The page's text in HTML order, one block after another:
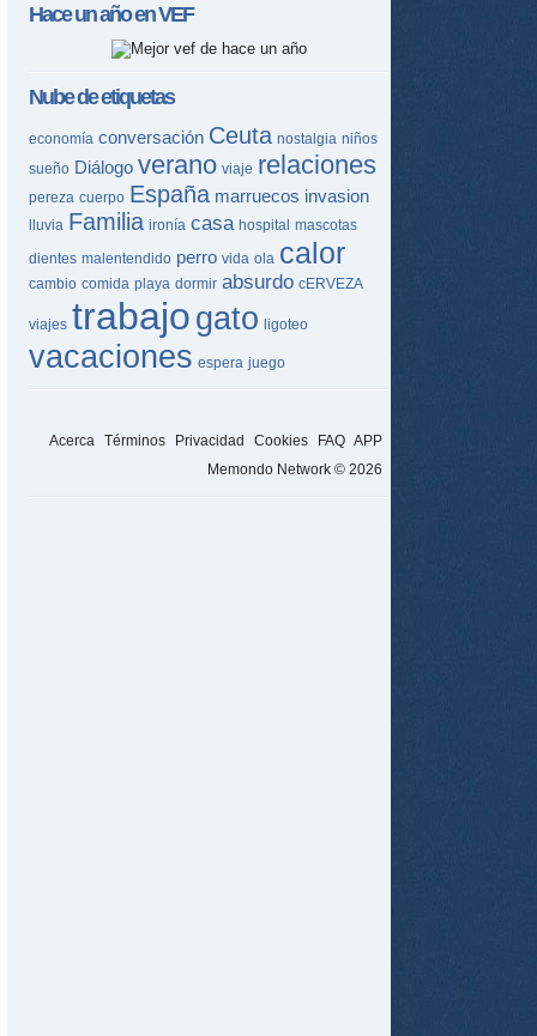
Hace un año enVEF
Nube de etiquetas
economía conversación Ceuta nostalgia niños
sueño Diálogo verano viaje relaciones
pereza cuerpo España marruecos invasion
lluvia Familia ironía casa hospital mascotas
dientes malentendido perro vida ola calor
cambio comida playa dormir absurdo cERVEZA
viajes trabajo gato ligoteo
vacaciones espera juego
Acerca Términos Privacidad Cookies FAQ APP
Memondo Network © 2026